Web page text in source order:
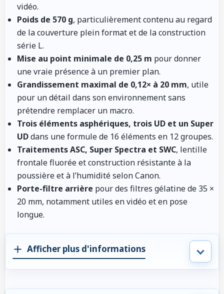
vidéo.
Poids de 570 g, particulièrement contenu au regard
de la couverture plein format et de la construction
série L.
Mise au point minimale de 0,25 m pour donner
une vraie présence à un premier plan.
Grandissement maximal de 0,12× à 20 mm, utile
pour un détail dans son environnement sans
prétendre remplacer un macro.
Trois éléments asphériques, trois UD et un Super
UDdans une formule de 16 éléments en 12 groupes.
Traitements ASC, Super Spectra et SWC, lentille
frontale fluorée et construction résistante à la
poussière et à l’humidité selon Canon.
Porte-filtre arrière pour des filtres gélatine de 35 ×
20 mm, notamment utiles en vidéo et en pose
longue.
Afficher plus d'informations